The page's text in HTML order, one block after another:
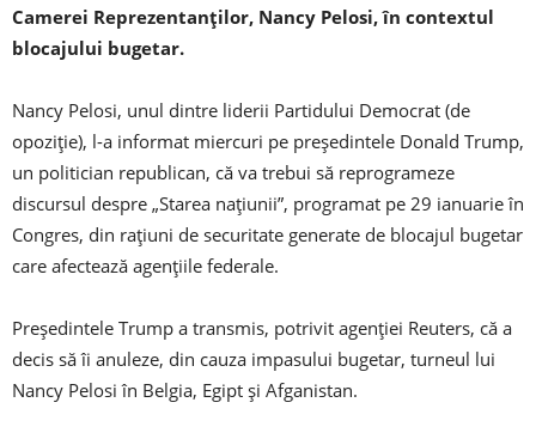
Camerei Reprezentanţilor, Nancy Pelosi, în contextul
blocajului bugetar.
Nancy Pelosi, unul dintre liderii Partidului Democrat (de
opoziţie), l-a informat miercuri pe preşedintele Donald Trump,
un politician republican, că va trebui să reprogrameze
discursul despre „Starea naţiunii”, programat pe 29 ianuarie în
Congres, din raţiuni de securitate generate de blocajul bugetar
care afectează agenţiile federale.
Președintele Trump a transmis, potrivit agenţiei Reuters, că a
decis să îi anuleze, din cauza impasului bugetar, turneul lui
Nancy Pelosi în Belgia, Egipt şi Afganistan.